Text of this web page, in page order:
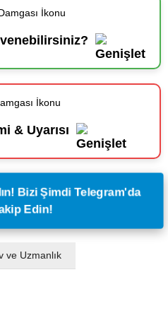
& Uyarısı
Bizi Şimdi Telegram'da
Edin!
ve Uzmanlık